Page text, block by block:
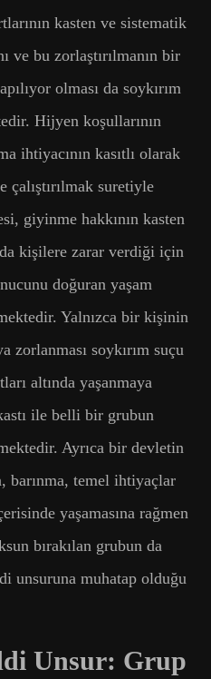
kasten ve sistematik
ve bu zorlaştırılmanın bir
olması da soykırım
Hijyen koşullarının
ihtiyacının kasıtlı olarak
çalıştırılmak suretiyle
giyinme hakkının kasten
kişilere zarar verdiği için
doğuran yaşam
Yalnızca bir kişinin
zorlanması soykırım suçu
altında yaşanmaya
ile belli bir grubun
Ayrıca bir devletin
barınma, temel ihtiyaçlar
yaşamasına rağmen
bırakılan grubun da
unsuruna muhatap olduğu
Unsur: Grup